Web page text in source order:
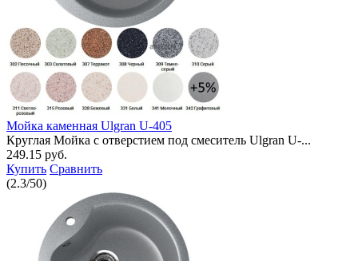
Мойка каменная Ulgran U-405
Круглая Мойка с отверстием под смеситель Ulgran U-...
249.15 руб.
Купить Сравнить
(2.3/50)